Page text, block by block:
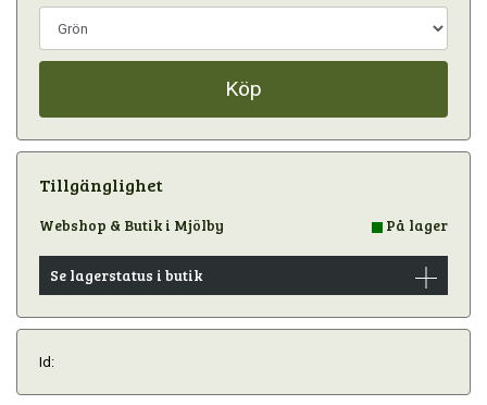
Köp
Tillgänglighet
Webshop & Butik i Mjölby På lager
Se lagerstatus i butik
Id: